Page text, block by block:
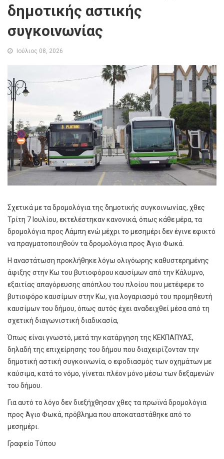
δημοτικής αστικής
συγκοινωνίας
Ιούλιος 08, 2026
Σχετικά με τα δρομολόγια της δημοτικής συγκοινωνίας, χθες
Τρίτη 7 Ιουλίου, εκτελέστηκαν κανονικά, όπως κάθε μέρα, τα
δρομολόγια προς Λάμπη ενώ μέχρι το μεσημέρι δεν έγινε εφικτό
να πραγματοποιηθούν τα δρομολόγια προς Άγιο Φωκά.
Η αναστάτωση προκλήθηκε λόγω ολιγόωρης καθυστερημένης
άφιξης στην Κω του βυτιοφόρου καυσίμων από την Κάλυμνο,
εξαιτίας απαγόρευσης απόπλου του πλοίου που μετέφερε το
βυτιοφόρο καυσίμων στην Κω, για λογαριασμό του προμηθευτή
καυσίμων του δήμου, όπως αυτός έχει αναδειχθεί μέσα από τη
σχετική διαγωνιστική διαδικασία,
Όπως είναι γνωστό, μετά την κατάργηση της ΚΕΚΠΑΠΥΑΣ,
δηλαδή της επιχείρησης του δήμου που διαχειρίζονταν την
δημοτική αστική συγκοινωνία, ο εφοδιασμός των οχημάτων με
καύσιμα, κατά το νόμο, γίνεται πλέον μόνο μέσω των δεξαμενών
του δήμου.
Για αυτό το λόγο δεν διεξήχθησαν χθες τα πρωϊνά δρομολόγια
προς Άγιο Φωκά, πρόβλημα που αποκαταστάθηκε από το
μεσημέρι.
Γραφείο Τύπου